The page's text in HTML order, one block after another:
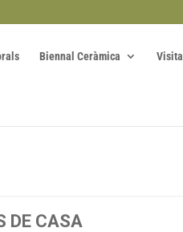
Biennal Ceràmica Visita
DE CASA